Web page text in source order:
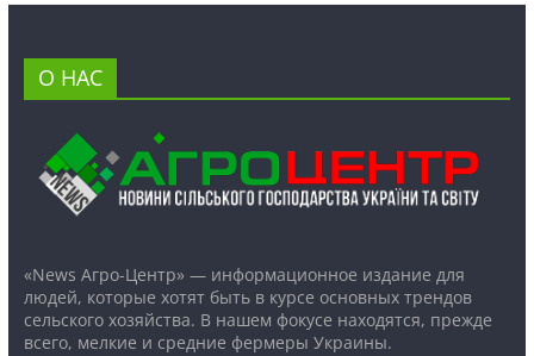
О НАС
«News Агро-Центр» — информационное издание для
людей, которые хотят быть в курсе основных трендов
сельского хозяйства. В нашем фокусе находятся, прежде
всего, мелкие и средние фермеры Украины.